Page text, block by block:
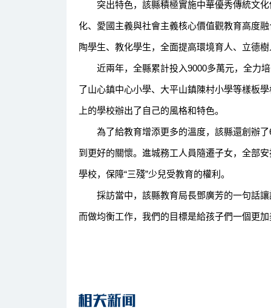
突出特色，該縣積極實施中華優秀傳統文化
化、愛國主義與社會主義核心價值觀教育高度
陶學生、教化學生，全面提高環境育人、立德
近兩年，全縣累計投入9000多萬元，全力培
了山心鎮中心小學、大平山鎮陳村小學等樣板
上的學校辦出了自己的風格和特色。
為了給教育增添更多的溫度，該縣還創辦了
到更好的關懷。進城務工人員隨遷子女，全部
學校，保障“三殘”少兒受教育的權利。
採訪當中，該縣教育局長鄧廣芳的一句話讓
而做均衡工作，我們的目標是給孩子們一個更